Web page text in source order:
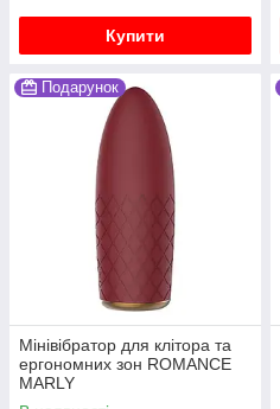
Купити
Подарунок
Мінівібратор для клітора та
ергономних зон ROMANCE
MARLY